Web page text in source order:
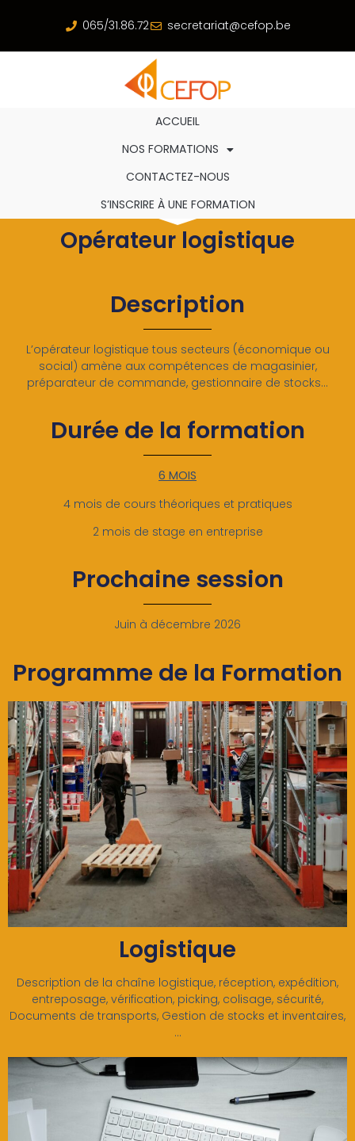
065/31.86.72 secretariat@cefop.be
ACCUEIL
NOS FORMATIONS
CONTACTEZ-NOUS
S’INSCRIRE À UNE FORMATION
Opérateur logistique
Description
L’opérateur logistique tous secteurs (économique ou
social) amène aux compétences de magasinier,
préparateur de commande, gestionnaire de stocks…
Durée de la formation
6 MOIS
4 mois de cours théoriques et pratiques
2 mois de stage en entreprise
Prochaine session
Juin à décembre 2026
Programme de la Formation
Logistique
Description de la chaîne logistique, réception, expédition,
entreposage, vérification, picking, colisage, sécurité,
Documents de transports, Gestion de stocks et inventaires,
…